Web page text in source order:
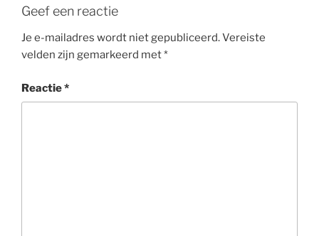
Geef een reactie
Je e-mailadres wordt niet gepubliceerd.Vereiste
velden zijn gemarkeerd met*
Reactie*